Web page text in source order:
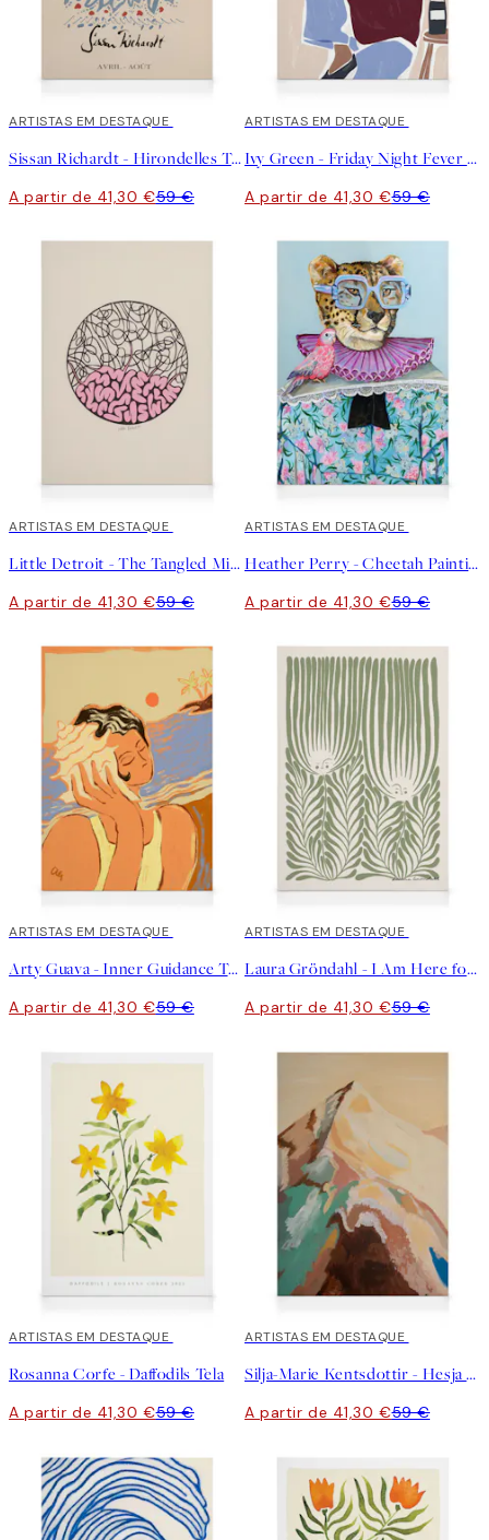
30%*
ARTISTAS EM DESTAQUE
Sissan Richardt - Hirondelles Tela
A partir de 41,30 €59 €
30%*
ARTISTAS EM DESTAQUE
Ivy Green - Friday Night Fever Illustration Tela
A partir de 41,30 €59 €
30%*
ARTISTAS EM DESTAQUE
Little Detroit - The Tangled Mind Tela
A partir de 41,30 €59 €
30%*
ARTISTAS EM DESTAQUE
Heather Perry - Cheetah Painting Tela
A partir de 41,30 €59 €
30%*
ARTISTAS EM DESTAQUE
Arty Guava - Inner Guidance Tela
A partir de 41,30 €59 €
30%*
ARTISTAS EM DESTAQUE
Laura Gröndahl - I Am Here for You Tela
A partir de 41,30 €59 €
30%*
ARTISTAS EM DESTAQUE
Rosanna Corfe - Daffodils Tela
A partir de 41,30 €59 €
30%*
ARTISTAS EM DESTAQUE
Silja-Marie Kentsdottir - Hesja Tela
A partir de 41,30 €59 €